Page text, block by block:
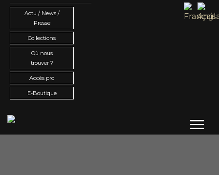
Actu / News /
Presse
Collections
Où nous
trouver ?
Accès pro
E-Boutique